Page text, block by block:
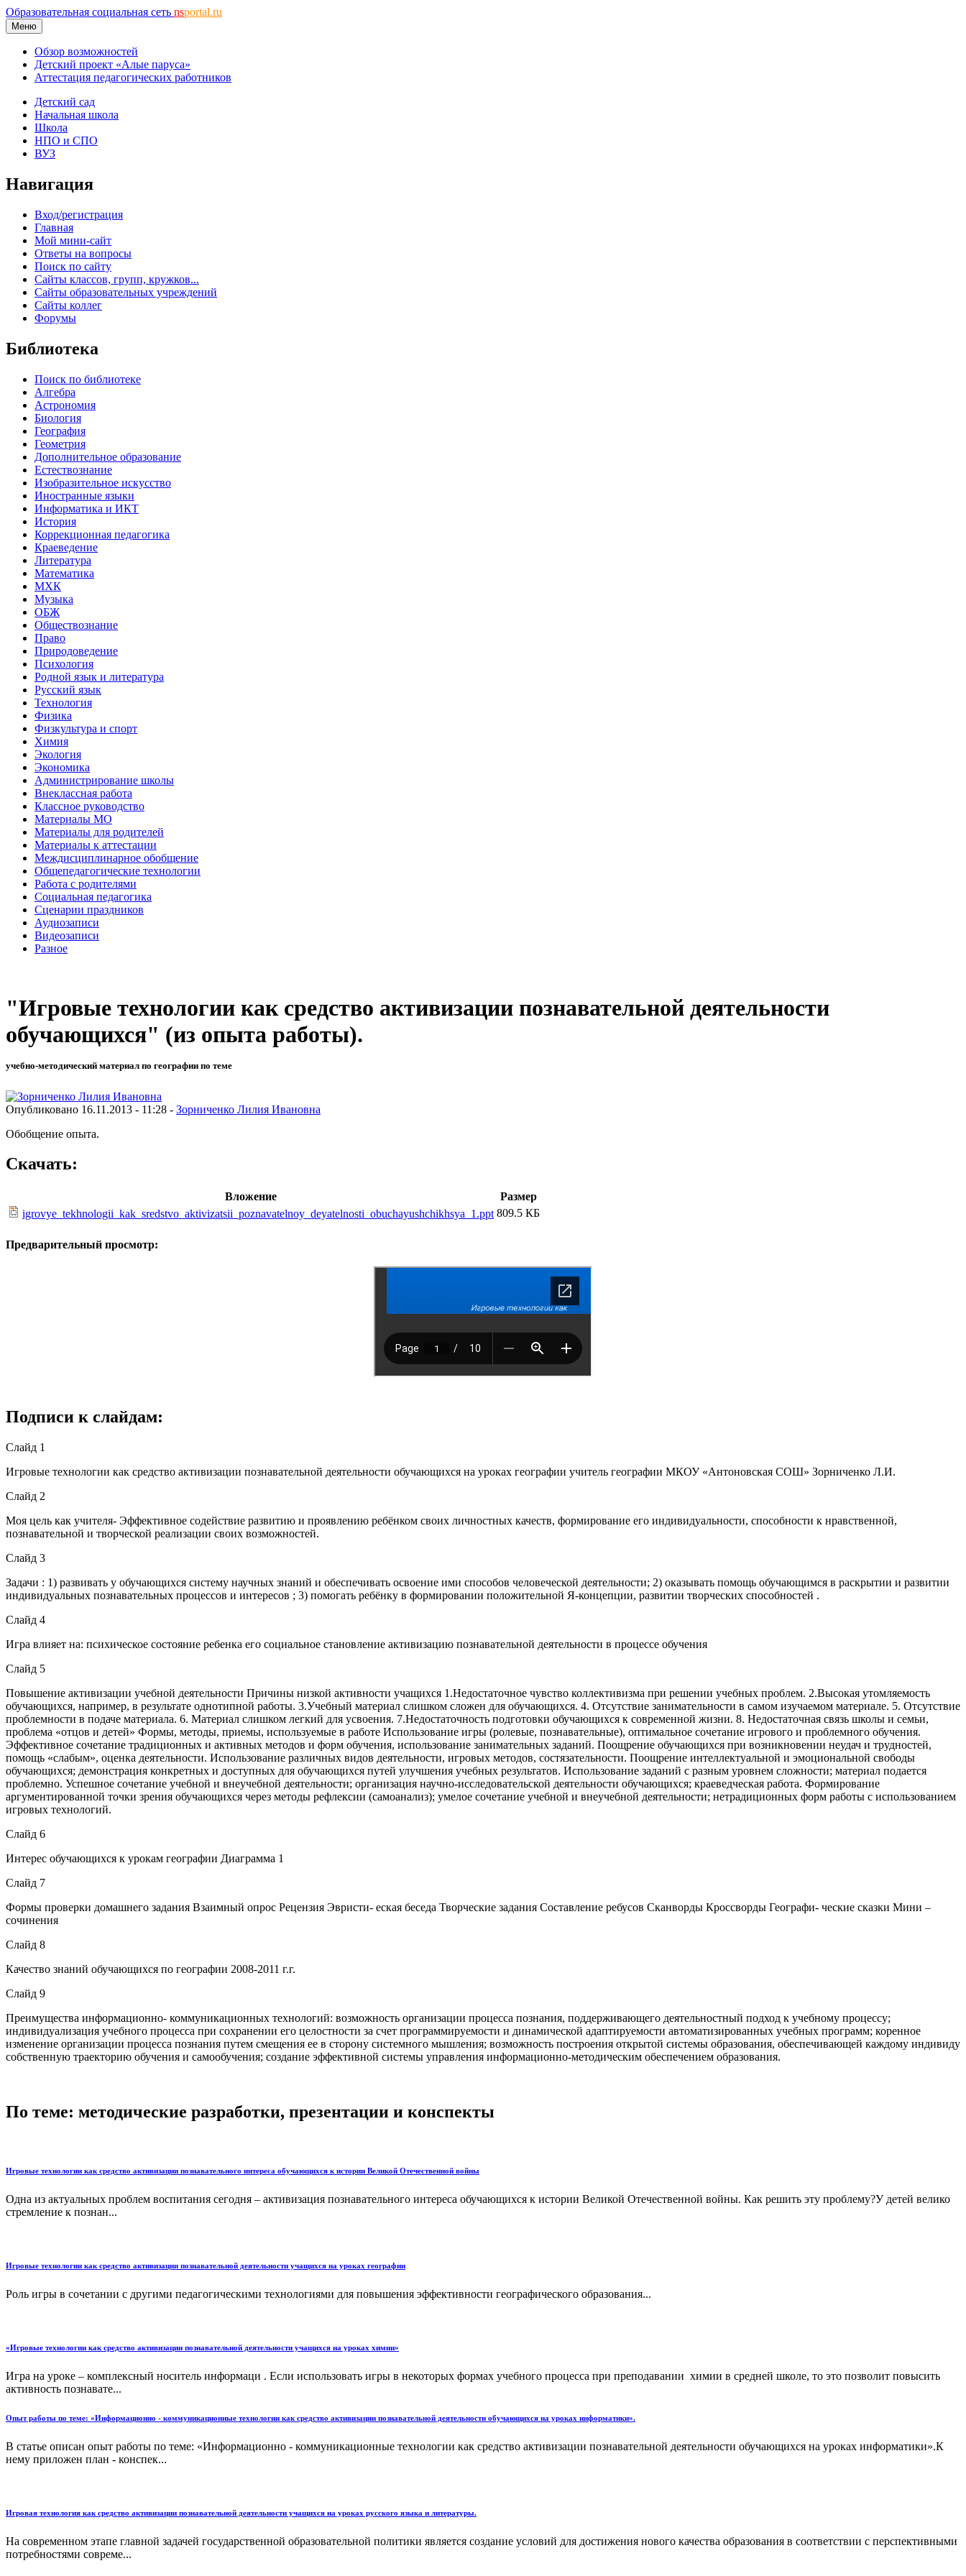
Образовательная социальная сеть nsportal.ru
Меню
Обзор возможностей
Детский проект «Алые паруса»
Аттестация педагогических работников
Детский сад
Начальная школа
Школа
НПО и СПО
ВУЗ
Навигация
Вход/регистрация
Главная
Мой мини-сайт
Ответы на вопросы
Поиск по сайту
Сайты классов, групп, кружков...
Сайты образовательных учреждений
Сайты коллег
Форумы
Библиотека
Поиск по библиотеке
Алгебра
Астрономия
Биология
География
Геометрия
Дополнительное образование
Естествознание
Изобразительное искусство
Иностранные языки
Информатика и ИКТ
История
Коррекционная педагогика
Краеведение
Литература
Математика
МХК
Музыка
ОБЖ
Обществознание
Право
Природоведение
Психология
Родной язык и литература
Русский язык
Технология
Физика
Физкультура и спорт
Химия
Экология
Экономика
Администрирование школы
Внеклассная работа
Классное руководство
Материалы МО
Материалы для родителей
Материалы к аттестации
Междисциплинарное обобщение
Общепедагогические технологии
Работа с родителями
Социальная педагогика
Сценарии праздников
Аудиозаписи
Видеозаписи
Разное
"Игровые технологии как средство активизации познавательной деятельности
обучающихся" (из опыта работы).
учебно-методический материал по географии по теме
Опубликовано 16.11.2013 - 11:28 - Зорниченко Лилия Ивановна
Обобщение опыта.
Скачать:
Вложение
Размер
igrovye_tekhnologii_kak_sredstvo_aktivizatsii_poznavatelnoy_deyatelnosti_obuchayushchikhsya_1.ppt 809.5 КБ
Предварительный просмотр:
Подписи к слайдам:
Слайд 1
Игровые технологии как средство активизации познавательной деятельности обучающихся на уроках географии учитель географии МКОУ «Антоновская СОШ» Зорниченко Л.И.
Слайд 2
Моя цель как учителя- Эффективное содействие развитию и проявлению ребёнком своих личностных качеств, формирование его индивидуальности, способности к нравственной,
познавательной и творческой реализации своих возможностей.
Слайд 3
Задачи : 1) развивать у обучающихся систему научных знаний и обеспечивать освоение ими способов человеческой деятельности; 2) оказывать помощь обучающимся в раскрытии и развитии
индивидуальных познавательных процессов и интересов ; 3) помогать ребёнку в формировании положительной Я‑концепции, развитии творческих способностей .
Слайд 4
Игра влияет на: психическое состояние ребенка его социальное становление активизацию познавательной деятельности в процессе обучения
Слайд 5
Повышение активизации учебной деятельности Причины низкой активности учащихся 1.Недостаточное чувство коллективизма при решении учебных проблем. 2.Высокая утомляемость
обучающихся, например, в результате однотипной работы. 3.Учебный материал слишком сложен для обучающихся. 4. Отсутствие занимательности в самом изучаемом материале. 5. Отсутствие
проблемности в подаче материала. 6. Материал слишком легкий для усвоения. 7.Недостаточность подготовки обучающихся к современной жизни. 8. Недостаточная связь школы и семьи,
проблема «отцов и детей» Формы, методы, приемы, используемые в работе Использование игры (ролевые, познавательные), оптимальное сочетание игрового и проблемного обучения.
Эффективное сочетание традиционных и активных методов и форм обучения, использование занимательных заданий. Поощрение обучающихся при возникновении неудач и трудностей,
помощь «слабым», оценка деятельности. Использование различных видов деятельности, игровых методов, состязательности. Поощрение интеллектуальной и эмоциональной свободы
обучающихся; демонстрация конкретных и доступных для обучающихся путей улучшения учебных результатов. Использование заданий с разным уровнем сложности; материал подается
проблемно. Успешное сочетание учебной и внеучебной деятельности; организация научно-исследовательской деятельности обучающихся; краеведческая работа. Формирование
аргументированной точки зрения обучающихся через методы рефлексии (самоанализ); умелое сочетание учебной и внеучебной деятельности; нетрадиционных форм работы с использованием
игровых технологий.
Слайд 6
Интерес обучающихся к урокам географии Диаграмма 1
Слайд 7
Формы проверки домашнего задания Взаимный опрос Рецензия Эвристи- еская беседа Творческие задания Составление ребусов Сканворды Кроссворды Географи- ческие сказки Мини –
сочинения
Слайд 8
Качество знаний обучающихся по географии 2008-2011 г.г.
Слайд 9
Преимущества информационно- коммуникационных технологий: возможность организации процесса познания, поддерживающего деятельностный подход к учебному процессу;
индивидуализация учебного процесса при сохранении его целостности за счет программируемости и динамической адаптируемости автоматизированных учебных программ; коренное
изменение организации процесса познания путем смещения ее в сторону системного мышления; возможность построения открытой системы образования, обеспечивающей каждому индивиду
собственную траекторию обучения и самообучения; создание эффективной системы управления информационно-методическим обеспечением образования.
По теме: методические разработки, презентации и конспекты
Игровые технологии как средство активизации познавательного интереса обучающихся к истории Великой Отечественной войны
Одна из актуальных проблем воспитания сегодня – активизация познавательного интереса обучающихся к истории Великой Отечественной войны. Как решить эту проблему?У детей велико
стремление к познан...
Игровые технологии как средство активизации познавательной деятельности учащихся на уроках географии
Роль игры в сочетании с другими педагогическими технологиями для повышения эффективности географического образования...
«Игровые технологии как средство активизации познавательной деятельности учащихся на уроках химии»
Игра на уроке – комплексный носитель информаци . Если использовать игры в некоторых формах учебного процесса при преподавании химии в средней школе, то это позволит повысить
активность познавате...
Опыт работы по теме: «Информационно - коммуникационные технологии как средство активизации познавательной деятельности обучающихся на уроках информатики».
В статье описан опыт работы по теме: «Информационно - коммуникационные технологии как средство активизации познавательной деятельности обучающихся на уроках информатики».К
нему приложен план - конспек...
Игровая технология как средство активизации познавательной деятельности учащихся на уроках русского языка и литературы.
На современном этапе главной задачей государственной образовательной политики является создание условий для достижения нового качества образования в соответствии с перспективными
потребностями совреме...